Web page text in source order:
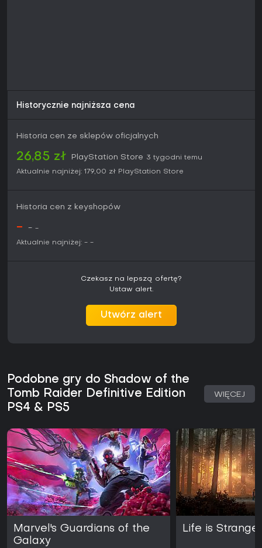
Fanom bogatych w fabułę action-adventure z eksploracją i
w 2018. Odbiór graczy jest pozytywny - 84% pozytywnych
recenzji od ponad 23 000 graczy chwali grobowce, grafikę
i wspinaczkę. Definitive Edition zbiera całą zawartość w
kompletną paczkę bez potrzeby sezonów czy patchy.
podobieństwa do wcześniejszych części trylogii. Jeśli wolisz
zwłaszcza na PS4 lub PS5 z pełną kompatybilnością
Historycznie najniższa cena
Historia cen ze sklepów oficjalnych
26,85 zł PlayStation Store 3 tygodni temu
Aktualnie najniżej: 179,00 zł PlayStation Store
Historia cen z keyshopów
- - -
Aktualnie najniżej: - -
Czekasz na lepszą ofertę?
Ustaw alert.
Utwórz alert
Podobne gry do Shadow of the
Tomb Raider Definitive Edition
PS4 & PS5
WIĘCEJ
Marvel's Guardians of the
Galaxy
Life is Strange